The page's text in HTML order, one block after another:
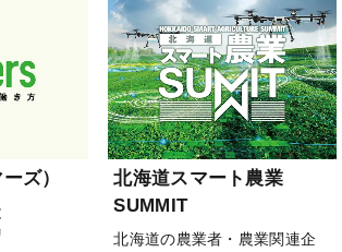
ズ）
北海道スマート農業
SUMMIT
北海道の農業者・農業関連企